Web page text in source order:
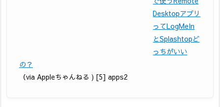
Desktopアプリ
ってLogMeIn
とSplashtopど
っちがいい
の？
（via Appleちゃんねる ) [5] apps2